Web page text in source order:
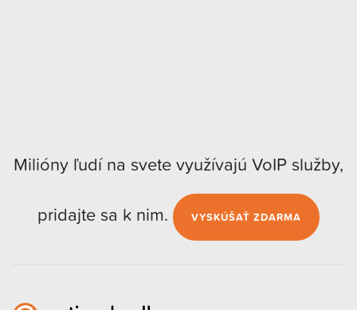
Milióny ľudí na svete využívajú VoIP služby,
pridajte sa k nim.
VYSKÚŠAŤ ZDARMA